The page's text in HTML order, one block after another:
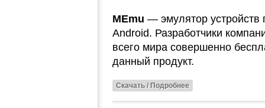
MEmu — эмулятор устройств
Android. Разработчики
всего мира совершенно
данный продукт.
Скачать / Подробнее